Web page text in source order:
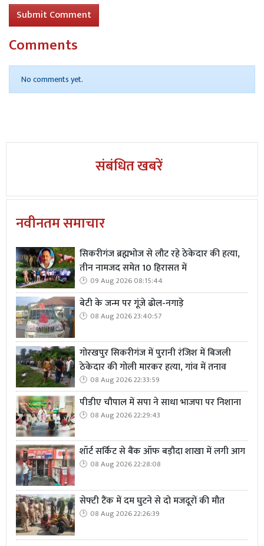
Submit Comment
Comments
No comments yet.
संबंधित खबरें
नवीनतम समाचार
सिकरीगंज ब्रह्मभोज से लौट रहे ठेकेदार की हत्या,
तीन नामजद समेत 10 हिरासत में
09 Aug 2026 08:15:44
बेटी के जन्म पर गूंजे ढोल-नगाड़े
08 Aug 2026 23:40:57
गोरखपुर सिकरीगंज में पुरानी रंजिश में बिजली
ठेकेदार की गोली मारकर हत्या, गांव में तनाव
08 Aug 2026 22:33:59
पीडीए चौपाल में सपा ने साधा भाजपा पर निशाना
08 Aug 2026 22:29:43
शॉर्ट सर्किट से बैंक ऑफ बड़ौदा शाखा में लगी आग
08 Aug 2026 22:28:08
सेफ्टी टैंक में दम घुटने से दो मजदूरों की मौत
08 Aug 2026 22:26:39